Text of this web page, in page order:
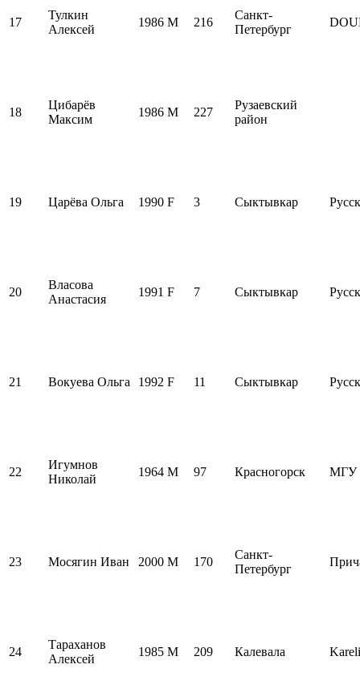
17
Тулкин
Алексей
1986 M 216
Санкт-
Петербург
18
Цибарёв
Максим
1986 M 227
Рузаевский
район
19 Царёва Ольга 1990 F 3 Сыктывкар
20
Власова
Анастасия
1991 F 7 Сыктывкар
21 Вокуева Ольга 1992 F 11 Сыктывкар
22
Игумнов
Николай
1964 M 97 Красногорск МГУ
23 Мосягин Иван 2000 M 170
Санкт-
Петербург
24
Тараханов
Алексей
1985 M 209 Калевала